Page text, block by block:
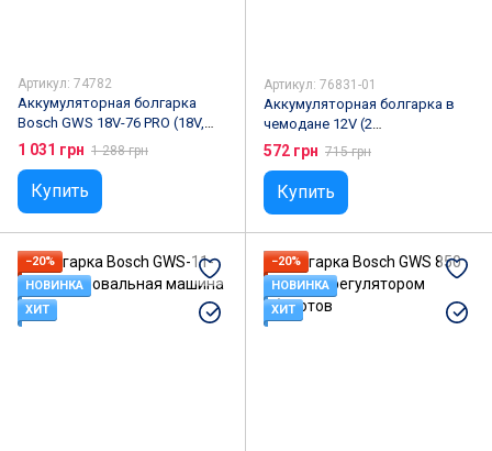
Артикул: 74782
Аккумуляторная болгарка
Bosch GWS 18V-76 PRO (18V,
2AH)
1 031 грн 1 288 грн
Купить
Артикул: 76831-01
Аккумуляторная болгарка в
чемодане 12V (2
аккумулятора) W-153-7
572 грн 715 грн
Купить
−20%
НОВИНКА
ХИТ
−20%
НОВИНКА
ХИТ